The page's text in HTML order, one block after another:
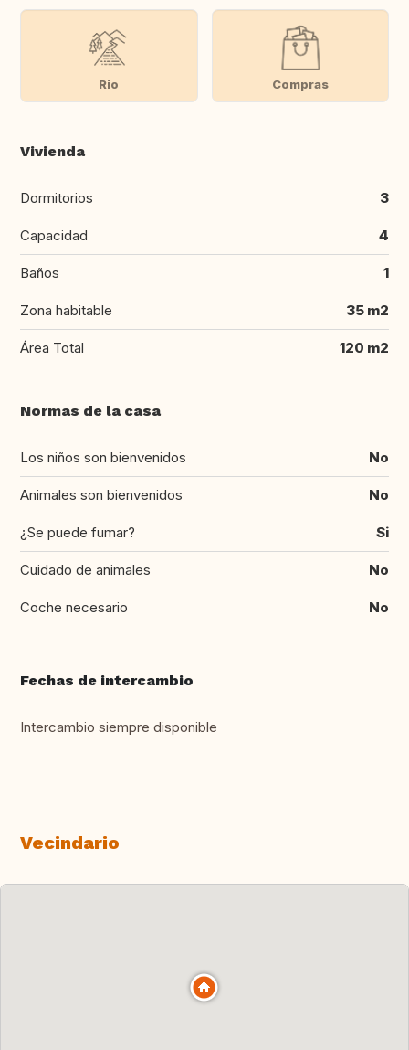
Rio Compras
Vivienda
Dormitorios 3
Capacidad 4
Baños 1
Zona habitable 35 m2
Área Total 120 m2
Normas de la casa
Los niños son bienvenidos No
Animales son bienvenidos No
¿Se puede fumar? Si
Cuidado de animales No
Coche necesario No
Fechas de intercambio
Intercambio siempre disponible
Vecindario